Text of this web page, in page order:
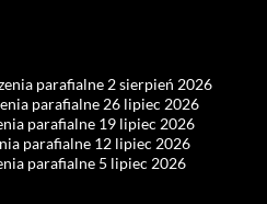
parafialne 2 sierpień 2026
parafialne 26 lipiec 2026
parafialne 19 lipiec 2026
parafialne 12 lipiec 2026
parafialne 5 lipiec 2026